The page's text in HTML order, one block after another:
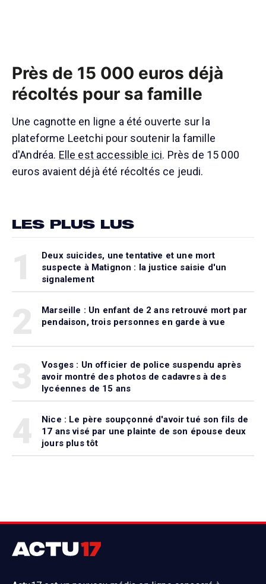
Près de 15 000 euros déjà
récoltés pour sa famille
Une cagnotte en ligne a été ouverte sur la
plateforme Leetchi pour soutenir la famille
d'Andréa. Elle est accessible ici. Près de 15 000
euros avaient déjà été récoltés ce jeudi.
LES PLUS LUS
Deux suicides, une tentative et une mort
suspecte à Matignon : la justice saisie d'un
signalement
Marseille : Un enfant de 2 ans retrouvé mort par
pendaison, trois personnes en garde à vue
Vosges : Un officier de police suspendu après
avoir montré des photos de cadavres à des
lycéennes de 15 ans
Nice : Le père soupçonné d'avoir tué son fils de
17 ans visé par une plainte de son épouse deux
jours plus tôt